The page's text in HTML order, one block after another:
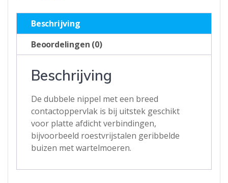
uitvoering
aantalBeschrijving
Beoordelingen (0)
Beschrijving
De dubbele nippel met een breed
contactoppervlak is bij uitstek geschikt
voor platte afdicht verbindingen,
bijvoorbeeld roestvrijstalen geribbelde
buizen met wartelmoeren.